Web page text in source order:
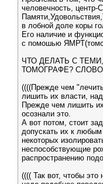
человечность,
в лобной доле коры
Его наличие и
с помошью
ЧТО ДЕЛАТЬ С
ТОМОГРАФЕ?
((((Прежде чем
лишить их власти,
Прежде чем лишить
осознали это.
А вот потом, стоит
допускать их к
некоторых
неспособствующие
распространению
(((( Так вот, чтобы